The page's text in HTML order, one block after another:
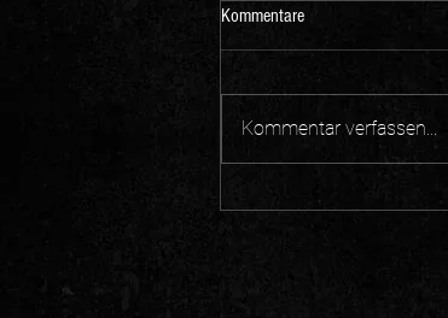
Danke an 1.700 Besucher in
Kommentare
Kommentar verfassen...